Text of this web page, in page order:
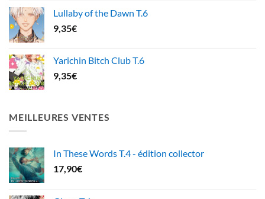
Lullaby of the Dawn T.6
9,35€
Yarichin Bitch Club T.6
9,35€
MEILLEURES VENTES
In These Words T.4 - édition collector
17,90€